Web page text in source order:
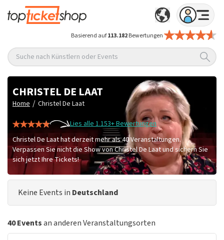
Basierend auf113.182Bewertungen
Suche nach Künstlern oder Events
CHRISTEL DE LAAT
Home / Christel De Laat
Lies alle 1.153+ Bewertungen
Christel De Laat hat derzeit mehr als 40 Veranstaltungen.
Verpassen Sie nicht die Show von Christel De Laat und sichern Sie
sich jetzt Ihre Tickets!
Keine Events in Deutschland
40 Eventsan anderen Veranstaltungsorten